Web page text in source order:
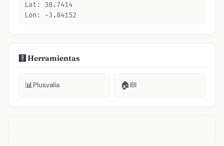
Lat: 38.7414
Lon: -3.84152
🧮 Herramientas
📊Plusvalía 🏠IBI